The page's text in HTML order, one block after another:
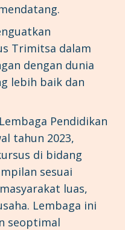
Trimitsa dalam
dengan dunia
lebih baik dan
Pendidikan
tahun 2023,
di bidang
sesuai
luas,
Lembaga ini
seoptimal